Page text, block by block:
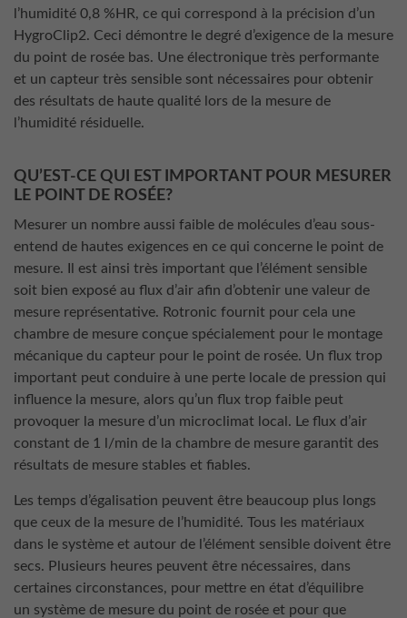
l’humidité 0,8 %HR, ce qui correspond à la précision d’un
HygroClip2. Ceci démontre le degré d’exigence de la mesure
du point de rosée bas. Une électronique très performante
et un capteur très sensible sont nécessaires pour obtenir
des résultats de haute qualité lors de la mesure de
l’humidité résiduelle.
QU’EST-CE QUI EST IMPORTANT POUR MESURER
LE POINT DE ROSÉE?
Mesurer un nombre aussi faible de molécules d’eau sous-
entend de hautes exigences en ce qui concerne le point de
mesure. Il est ainsi très important que l’élément sensible
soit bien exposé au flux d’air afin d’obtenir une valeur de
mesure représentative. Rotronic fournit pour cela une
chambre de mesure conçue spécialement pour le montage
mécanique du capteur pour le point de rosée. Un flux trop
important peut conduire à une perte locale de pression qui
influence la mesure, alors qu’un flux trop faible peut
provoquer la mesure d’un microclimat local. Le flux d’air
constant de 1 l/min de la chambre de mesure garantit des
résultats de mesure stables et fiables.
Les temps d’égalisation peuvent être beaucoup plus longs
que ceux de la mesure de l’humidité. Tous les matériaux
dans le système et autour de l’élément sensible doivent être
secs. Plusieurs heures peuvent être nécessaires, dans
certaines circonstances, pour mettre en état d’équilibre
un système de mesure du point de rosée et pour que